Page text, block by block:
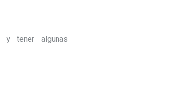
y tener algunas